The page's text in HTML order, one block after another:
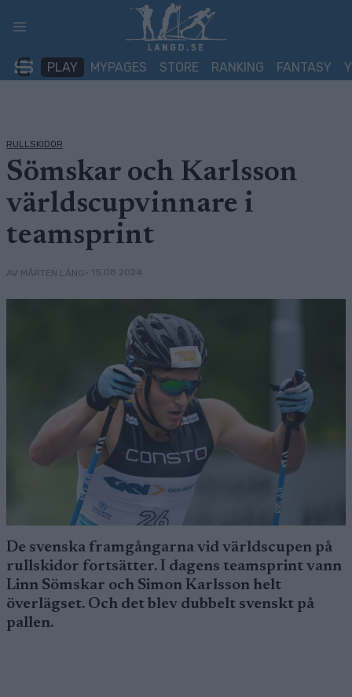
PLAY MYPAGES STORE RANKING FANTASY
RULLSKIDOR
Sömskar och Karlsson
världscupvinnare i
teamsprint
AV MÅRTEN LÅNG• 15.08.2024
De svenska framgångarna vid världscupen på
rullskidor fortsätter. I dagens teamsprint vann
Linn Sömskar och Simon Karlsson helt
överlägset. Och det blev dubbelt svenskt på
pallen.